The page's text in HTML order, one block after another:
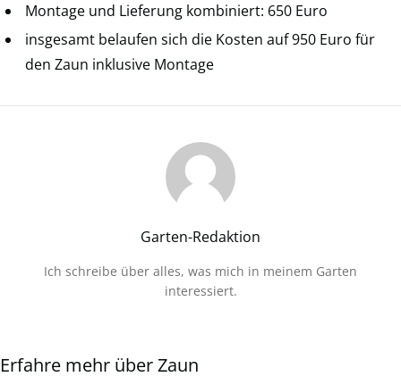
Montage und Lieferung kombiniert: 650 Euro
insgesamt belaufen sich die Kosten auf 950 Euro für
den Zaun inklusive Montage
Garten-Redaktion
Ich schreibe über alles, was mich in meinem Garten
interessiert.
Erfahre mehr über Zaun